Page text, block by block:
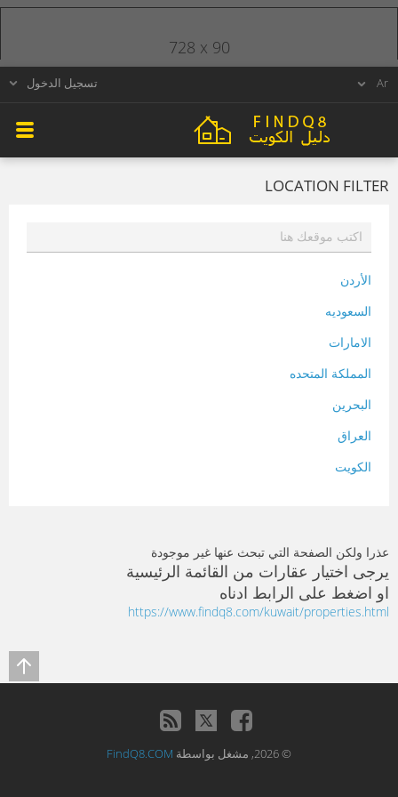
تسجيل الدخول
LOCATION FILTER
الأردن
السعوديه
الامارات
المملكة المتحده
البحرين
العراق
الكويت
سلطنة عمان
فلسطين
قطر
تونس
عذرا ولكن الصفحة التي تبحث عنها غير موجودة
يرجى اختيار عقارات من القائمة الرئيسية
او اضغط على الرابط ادناه
https://www.findq8.com/kuwait/properties.html
728 x 90
© 2026, مشغل بواسطة FindQ8.COM